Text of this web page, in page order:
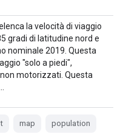
la velocità di viaggio
gradi di latitudine nord e
nominale 2019. Questa
"solo a piedi",
motorizzati. Questa
map population